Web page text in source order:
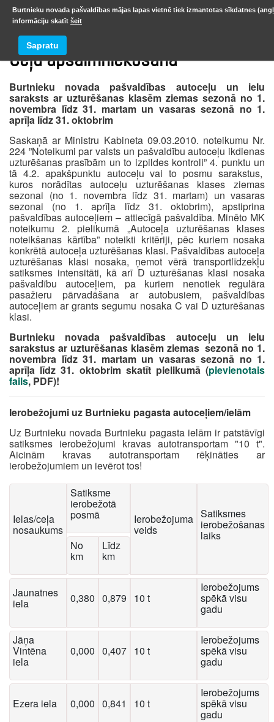
Ceļu apsaimniekošana
Burtnieku novada pašvaldības autoceļu un ielu
saraksts ar uzturēšanas klasēm ziemas sezonā no 1.
novembra līdz 31. martam un vasaras sezonā no 1.
aprīļa līdz 31. oktobrim
Saskaņā ar Ministru Kabineta 09.03.2010. noteikumu Nr.
224 ”Noteikumi par valsts un pašvaldību autoceļu ikdienas
uzturēšanas prasībām un to izpildes kontroli” 4. punktu un
tā 4.2. apakšpunktu autoceļu vai to posmu sarakstus,
kuros norādītas autoceļu uzturēšanas klases ziemas
sezonai (no 1. novembra līdz 31. martam) un vasaras
sezonai (no 1. aprīļa līdz 31. oktobrim), apstiprina
pašvaldības autoceļiem – attiecīgā pašvaldība. Minēto MK
noteikumu 2. pielikumā „Autoceļa uzturēšanas klases
noteikšanas kārtība” noteikti kritēriji, pēc kuriem nosaka
konkrētā autoceļa uzturēšanas klasi. Pašvaldības autoceļa
uzturēšanas klasi nosaka, ņemot vērā transportlīdzekļu
satiksmes intensitāti, kā arī D uzturēšanas klasi nosaka
pašvaldību autoceļiem, pa kuriem nenotiek regulāra
pasažieru pārvadāšana ar autobusiem, pašvaldības
autoceļiem ar grants segumu nosaka C vai D uzturēšanas
klasi.
Burtnieku novada pašvaldības autoceļu un ielu
sarakstus ar uzturēšanas klasēm ziemas sezonā no 1.
novembra līdz 31. martam un vasaras sezonā no 1.
aprīļa līdz 31. oktobrim skatīt pielikumā (pievienotais
fails, PDF)!
Ierobežojumi uz Burtnieku pagasta autoceļiem/ielām
Uz Burtnieku novada Burtnieku pagasta ielām ir patstāvīgi
satiksmes ierobežojumi kravas autotransportam "10 t".
Aicinām kravas autotransportam rēķināties ar
ierobežojumiem un ievērot tos!
Ielas/ceļa
nosaukums
Satiksme
ierobežotā
posmā Ierobežojuma
veids
Satiksmes
ierobežošanas
laiks
No
km
Līdz
km
Jaunatnes
iela 0,380 0,879 10 t
Ierobežojums
spēkā visu
gadu
Jāņa
Vintēna
iela
0,000 0,407 10 t
Ierobežojums
spēkā visu
gadu
Ezera iela 0,000 0,841 10 t
Ierobežojums
spēkā visu
gadu
Burtnieku novada pašvaldības mājas lapas vietnē tiek izmantotas sīkdatnes
informāciju skatīt šeit
Sapratu